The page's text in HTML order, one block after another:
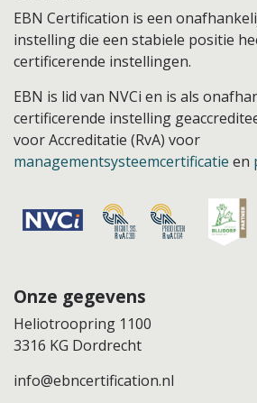
EBN Certification is een
instelling die een stabiele positie
certificerende instellingen.
EBN is lid van NVCi en is als
certificerende instelling
voor Accreditatie (RvA) voor
managementsysteemcertificatie en
Onze gegevens
Heliotroopring 1100
3316 KG Dordrecht
info@ebncertification.nl